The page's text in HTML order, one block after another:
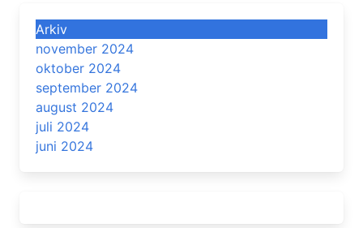
Arkiv
november 2024
oktober 2024
september 2024
august 2024
juli 2024
juni 2024